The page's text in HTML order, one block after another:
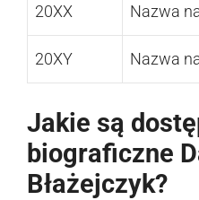
20XX Nazwa
20XY Nazwa
Jakie są
biograficzne
Błażejczyk?